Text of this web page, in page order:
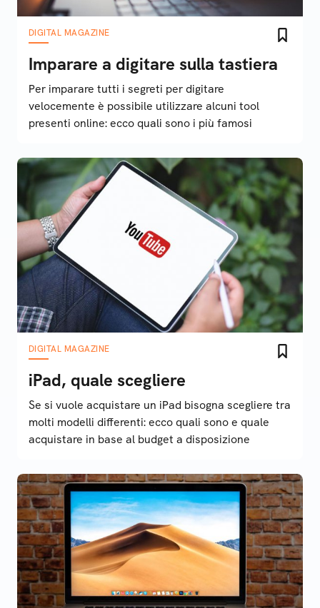
DIGITAL MAGAZINE
Imparare a digitare sulla tastiera
Per imparare tutti i segreti per digitare
velocemente è possibile utilizzare alcuni tool
presenti online: ecco quali sono i più famosi
DIGITAL MAGAZINE
iPad, quale scegliere
Se si vuole acquistare un iPad bisogna scegliere tra
molti modelli differenti: ecco quali sono e quale
acquistare in base al budget a disposizione